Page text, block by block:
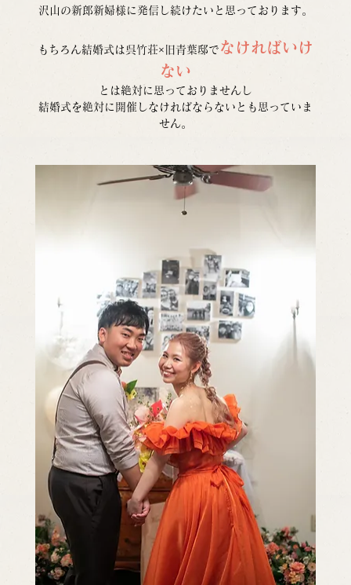
沢山の新郎新婦様に発信し続けたいと思っております。
もちろん結婚式は呉竹荘×旧青葉邸で なければいけ
ない
とは絶対に思っておりませんし
結婚式を絶対に開催しなければならないとも思っていま
せん。